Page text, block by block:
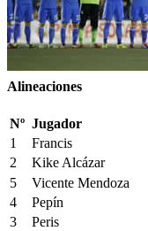
Alineaciones
Nº Jugador
1
Francis
2
Kike Alcázar
5
Vicente Mendoza
4
Pepín
3
Peris